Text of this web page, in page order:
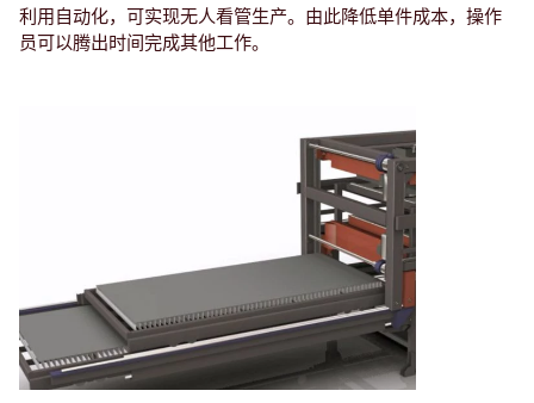
利用自动化，可实现无人看管生产。由此降低单件成本，操作
员可以腾出时间完成其他工作。